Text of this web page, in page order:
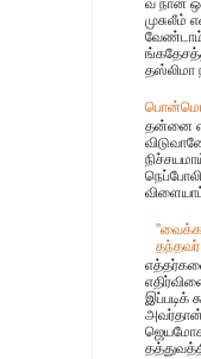
முசுலீம்
தஸ்லிமா
தன்னை
தந்தவர்
இப்படிக்
அவர்தான்